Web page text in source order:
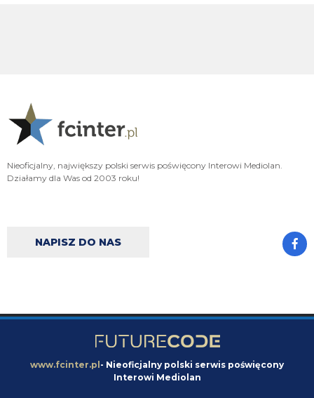
Klinsi64
o ile sytuacje z Palestrą można usprawiedliwić,Khalaili to chore wymogi
CONI tak sytuacja z Romero to kompro potężne
Strona ostatnio śmiga niczym Inter na rynku transferowym
Xucatlan 06.08.2026 17:07
bardziej chodzi o pensję. przecież nikt nie chce ryzykować zostania pavarda
nie potrafi Ałzyljo sprzedać i to jest powód całej szopki
06.08.2026 17:00
Nieoficjalny, największy polski serwis poświęcony Interowi Mediolan.
Działamy dla Was od 2003 roku!
NAPISZ DO NAS
www.fcinter.pl- Nieoficjalny polski serwis poświęcony
Interowi Mediolan